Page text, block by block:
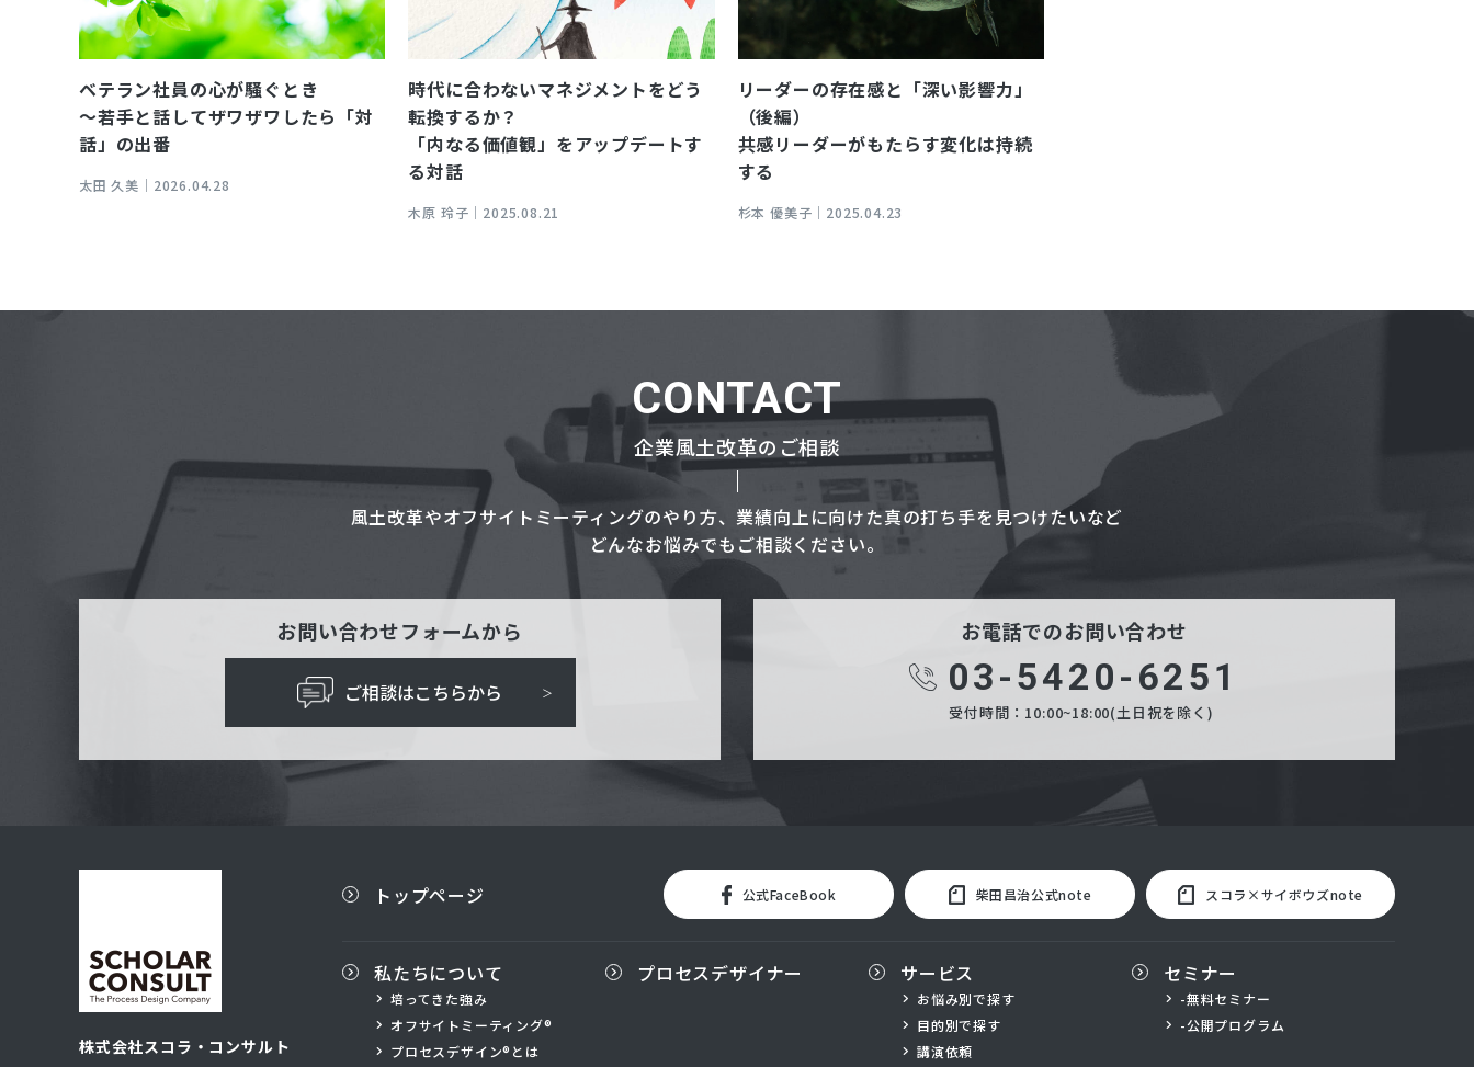
ベテラン社員の心が騒ぐとき
～若手と話してザワザワしたら「対
話」の出番
太田 久美｜ 2026.04.28
時代に合わないマネジメントをどう
転換するか？
「内なる価値観」をアップデートす
る対話
木原 玲子｜ 2025.08.21
リーダーの存在感と「深い影響力」
（後編）
共感リーダーがもたらす変化は持続
する
杉本 優美子｜ 2025.04.23
CONTACT
企業風土改革のご相談
風土改革やオフサイトミーティングのやり方、業績向上に向けた真の打ち手を見つけたいなど
どんなお悩みでもご相談ください。
お問い合わせフォームから
ご相談はこちらから
お電話でのお問い合わせ
03-5420-6251
受付時間：10:00~18:00(土日祝を除く)
株式会社スコラ・コンサルト
トップページ 公式FaceBook 柴田昌治公式note スコラ×サイボウズnote
私たちについて
培ってきた強み
オフサイトミーティング®
プロセスデザイン®とは
プロセスデザイナー サービス
お悩み別で探す
目的別で探す
講演依頼
セミナー
-無料セミナー
-公開プログラム